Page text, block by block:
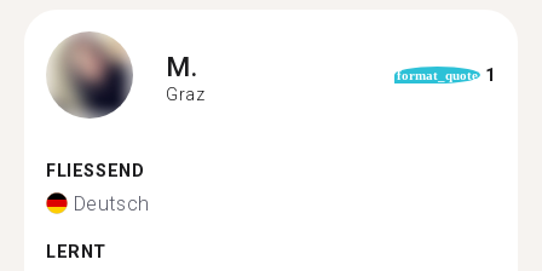
M.
Graz
format_quote 1
FLIESSEND
Deutsch
LERNT